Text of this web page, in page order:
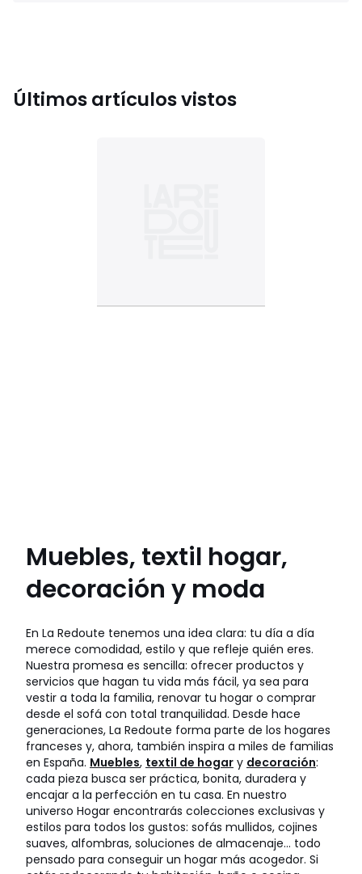
Últimos artículos vistos
Muebles, textil hogar,
decoración y moda
En La Redoute tenemos una idea clara: tu día a día
merece comodidad, estilo y que refleje quién eres.
Nuestra promesa es sencilla: ofrecer productos y
servicios que hagan tu vida más fácil, ya sea para
vestir a toda la familia, renovar tu hogar o comprar
desde el sofá con total tranquilidad. Desde hace
generaciones, La Redoute forma parte de los hogares
franceses y, ahora, también inspira a miles de familias
en España. Muebles, textil de hogar y decoración:
cada pieza busca ser práctica, bonita, duradera y
encajar a la perfección en tu casa. En nuestro
universo Hogar encontrarás colecciones exclusivas y
estilos para todos los gustos: sofás mullidos, cojines
suaves, alfombras, soluciones de almacenaje… todo
pensado para conseguir un hogar más acogedor. Si